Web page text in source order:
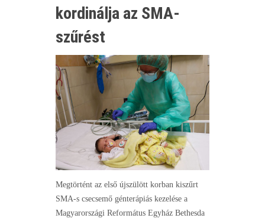
kordinálja az SMA-
szűrést
Megtörtént az első újszülött korban kiszűrt
SMA-s csecsemő génterápiás kezelése a
Magyarországi Református Egyház Bethesda